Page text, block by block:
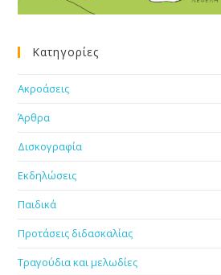
Κατηγορίες
Ακροάσεις
Άρθρα
Δισκογραφία
Εκδηλώσεις
Παιδικά
Προτάσεις διδασκαλίας
Τραγούδια και μελωδίες